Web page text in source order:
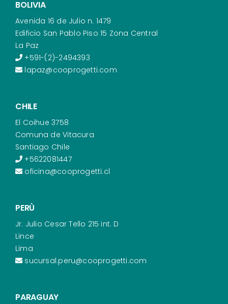
BOLIVIA
Avenida 16 de Julio n. 1479
Edificio San Pablo Piso 15 Zona Central
La Paz
+591-(2)-2494393
lapaz@cooprogetti.com
CHILE
El Coihue 3758
Comuna de Vitacura
Santiago Chile
+5622081447
oficina@cooprogetti.cl
PERÙ
Jr. Julio Cesar Tello 215 int. D
Lince
Lima
sucursal.peru@cooprogetti.com
PARAGUAY